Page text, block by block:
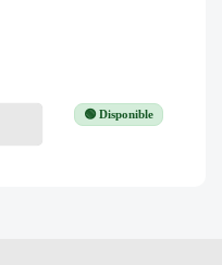
🟢 Disponible